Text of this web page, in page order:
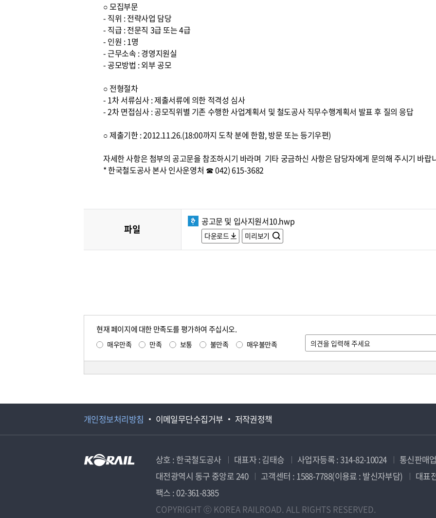
○ 모집부문
- 직위 : 전략사업 담당
- 직급 : 전문직 3급 또는 4급
- 인원 : 1명
- 근무소속 : 경영지원실
- 공모방법 : 외부 공모
○ 전형절차
- 1차 서류심사 : 제출서류에 의한 적격성 심사
- 2차 면접심사 : 공모직위별 기존 수행한 사업계획서 및 철도공사 직무수행계획서 발표 후 질의 응답
○ 제출기한 : 2012.11.26.(18:00까지 도착 분에 한함, 방문 또는 등기우편)
자세한 사항은 첨부의 공고문을 참조하시기 바라며 기타 궁금하신 사항은 담당자에게 문의해 주시기 바랍
* 한국철도공사 본사 인사운영처 ☎ 042) 615-3682
파일
공고문 및 입사지원서10.hwp
다운로드 미리보기
현재 페이지에 대한 만족도를 평가하여 주십시오.
매우만족 만족 보통 불만족 매우불만족
개인정보처리방침 이메일무단수집거부 저작권정책
상호 : 한국철도공사 대표자 : 김태승 사업자등록 : 314-82-10024
통신판매
대전광역시 동구 중앙로 240
고객센터 : 1588-7788(이용료 : 발신자부담)
대표
팩스 : 02-361-8385
COPYRIGHT ⓒ KOREA RAILROAD. ALL RIGHTS RESERVED.